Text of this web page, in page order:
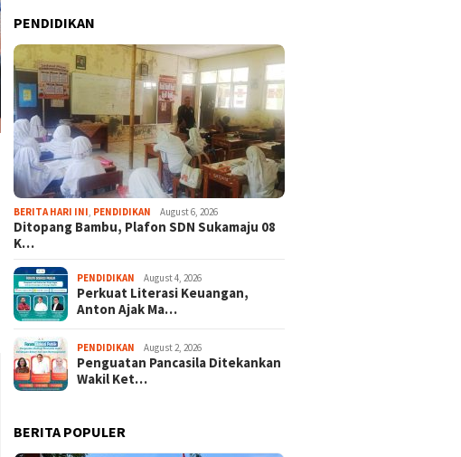
PENDIDIKAN
BERITA HARI INI PENDIDIKAN August 6, 2026
Ditopang Bambu, Plafon SDN Sukamaju 08
K…
PENDIDIKAN August 4, 2026
Perkuat Literasi Keuangan,
Anton Ajak Ma…
PENDIDIKAN August 2, 2026
Penguatan Pancasila Ditekankan
Wakil Ket…
BERITA POPULER